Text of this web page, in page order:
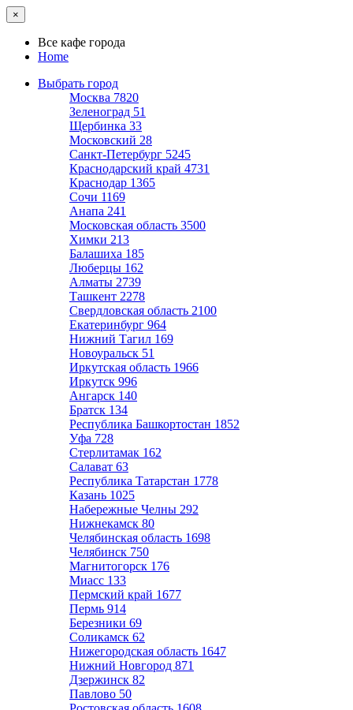
×
Все кафе города
Home
Выбрать город
Москва 7820
Зеленоград 51
Щербинка 33
Московский 28
Санкт-Петербург 5245
Краснодарский край 4731
Краснодар 1365
Сочи 1169
Анапа 241
Московская область 3500
Химки 213
Балашиха 185
Люберцы 162
Алматы 2739
Ташкент 2278
Свердловская область 2100
Екатеринбург 964
Нижний Тагил 169
Новоуральск 51
Иркутская область 1966
Иркутск 996
Ангарск 140
Братск 134
Республика Башкортостан 1852
Уфа 728
Стерлитамак 162
Салават 63
Республика Татарстан 1778
Казань 1025
Набережные Челны 292
Нижнекамск 80
Челябинская область 1698
Челябинск 750
Магнитогорск 176
Миасс 133
Пермский край 1677
Пермь 914
Березники 69
Соликамск 62
Нижегородская область 1647
Нижний Новгород 871
Дзержинск 82
Павлово 50